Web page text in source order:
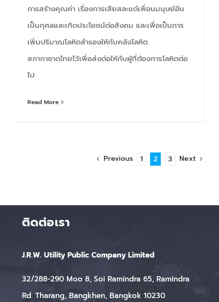
การสร้างคุณค่า เรื่องการเสียสละแด่เพื่อนมนุษย์อัน
เป็นกุศลและเกิดประโยชน์ต่อสังคม และเพื่อเป็นการ
เพิ่มปริมาณโลหิตสำรองให้กับคลังโลหิต
สภากาชาดไทยไว้เพื่อส่งต่อให้กับผู้ที่ต้องการโลหิตต่อ
ไป
Read More
Previous 1 2 3 Next
ติดต่อเรา
J.R.W. Utility Public Company Limited
32/288-290 Moo 8, Soi Ramindra 65, Ramindra
Rd. Tharang, Bangkhen, Bangkok 10230